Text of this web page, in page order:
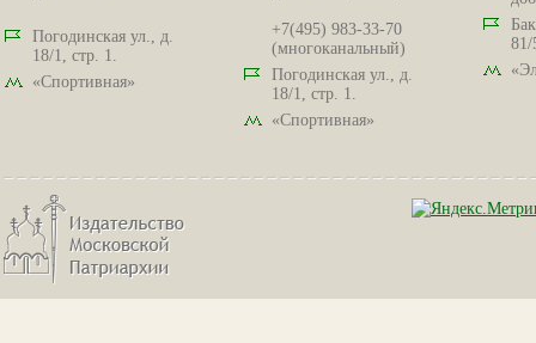
Погодинская ул., д.
18/1, стр. 1.
«Спортивная»
+7(495) 983-33-70
(многоканальный)
Погодинская ул., д.
18/1, стр. 1.
«Спортивная»
81/